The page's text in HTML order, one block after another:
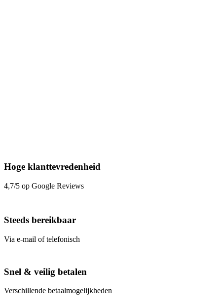
Hoge klanttevredenheid
4,7/5 op Google Reviews
Steeds bereikbaar
Via e-mail of telefonisch
Snel & veilig betalen
Verschillende betaalmogelijkheden